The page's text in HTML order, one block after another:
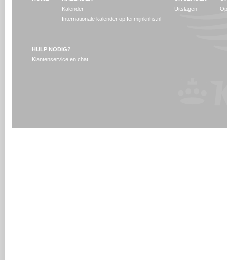
Kalender
Internationale kalender op fei.mijnknhs.nl
Uitslagen
HULP NODIG?
Klantenservice en chat